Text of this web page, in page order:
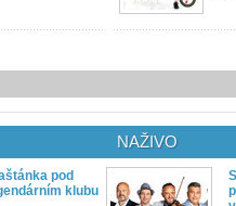
pod
klubu
NAŽIVO